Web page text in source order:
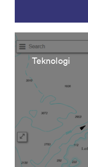
Teknologi